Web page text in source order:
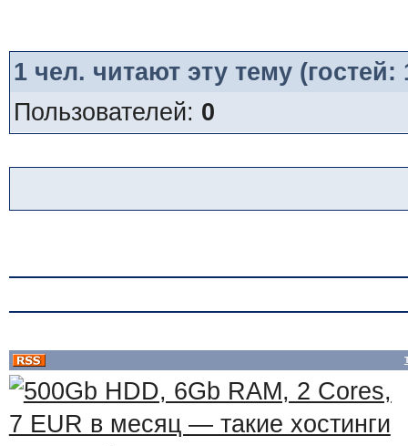
1чел. читают эту тему
Пользователей: 0